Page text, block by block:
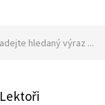
Lektoři